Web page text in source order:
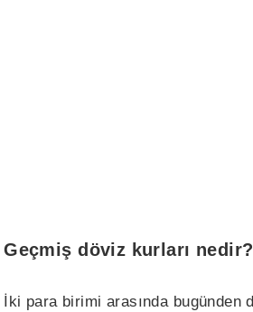
Geçmiş döviz kurları nedir?
İki para birimi arasında